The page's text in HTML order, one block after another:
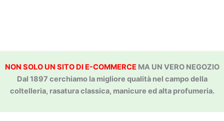
NON SOLO UN SITO DI E-COMMERCE MA UN VERO NEGOZIO
Dal 1897 cerchiamo la migliore qualità nel campo della
coltelleria, rasatura classica, manicure ed alta profumeria.